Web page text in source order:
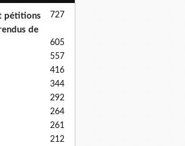
pétitions 727
de
605
557
416
344
292
264
261
212